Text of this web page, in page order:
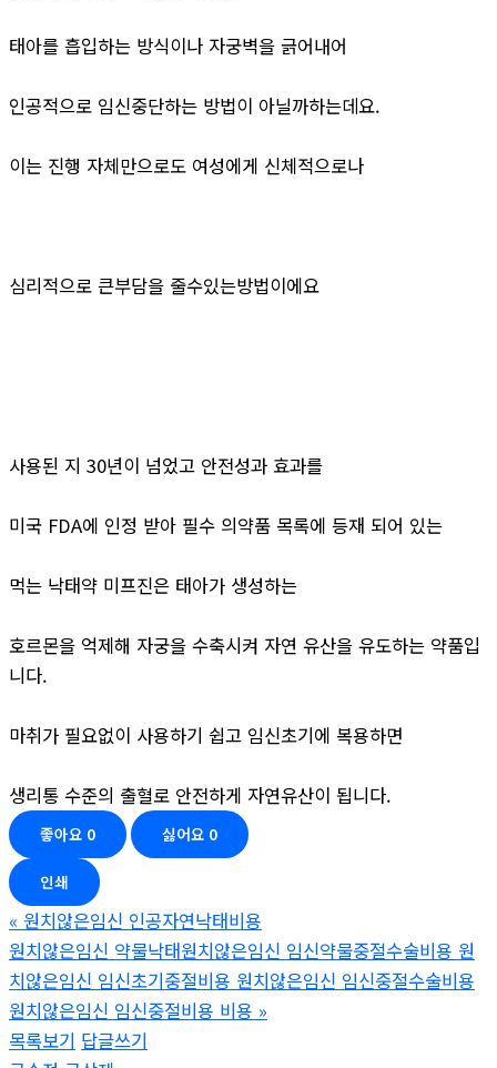
태아를 흡입하는 방식이나 자궁벽을 긁어내어
인공적으로 임신중단하는 방법이 아닐까하는데요.
이는 진행 자체만으로도 여성에게 신체적으로나
심리적으로 큰부담을 줄수있는방법이에요
사용된 지 30년이 넘었고 안전성과 효과를
미국 FDA에 인정 받아 필수 의약품 목록에 등재 되어 있는
먹는 낙태약 미프진은 태아가 생성하는
호르몬을 억제해 자궁을 수축시켜 자연 유산을 유도하는 약품입
니다.
마취가 필요없이 사용하기 쉽고 임신초기에 복용하면
생리통 수준의 출혈로 안전하게 자연유산이 됩니다.
좋아요 0 싫어요 0
인쇄
« 원치않은임신 인공자연낙태비용
원치않은임신 약물낙태원치않은임신 임신약물중절수술비용 원
치않은임신 임신초기중절비용 원치않은임신 임신중절수술비용
원치않은임신 임신중절비용 비용 »
목록보기 답글쓰기